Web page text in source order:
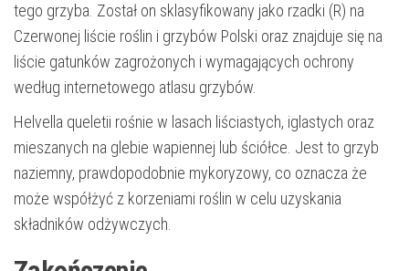
tego grzyba. Został on sklasyfikowany jako rzadki (R) na
Czerwonej liście roślin i grzybów Polski oraz znajduje się na
liście gatunków zagrożonych i wymagających ochrony
według internetowego atlasu grzybów.
Helvella queletii rośnie w lasach liściastych, iglastych oraz
mieszanych na glebie wapiennej lub ściółce. Jest to grzyb
naziemny, prawdopodobnie mykoryzowy, co oznacza że
może współżyć z korzeniami roślin w celu uzyskania
składników odżywczych.